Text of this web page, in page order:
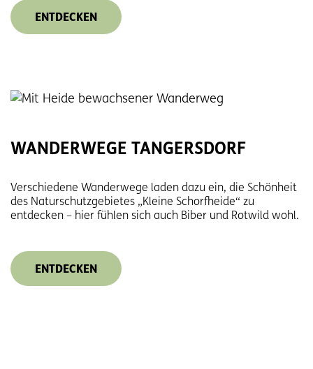
ENTDECKEN
WANDERWEGE TANGERSDORF
Verschiedene Wanderwege laden dazu ein, die Schönheit
des Naturschutzgebietes „Kleine Schorfheide“ zu
entdecken – hier fühlen sich auch Biber und Rotwild wohl.
ENTDECKEN